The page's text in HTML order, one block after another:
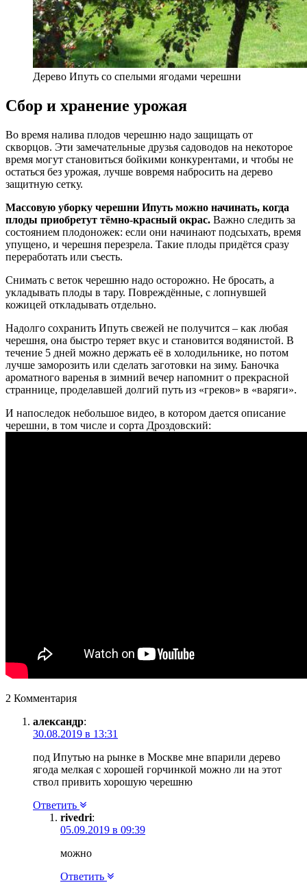
Дерево Ипуть со спелыми ягодами черешни
Сбор и хранение урожая
Во время налива плодов черешню надо защищать от
скворцов. Эти замечательные друзья садоводов на некоторое
время могут становиться бойкими конкурентами, и чтобы не
остаться без урожая, лучше вовремя набросить на дерево
защитную сетку.
Массовую уборку черешни Ипуть можно начинать, когда
плоды приобретут тёмно-красный окрас. Важно следить за
состоянием плодоножек: если они начинают подсыхать, время
упущено, и черешня перезрела. Такие плоды придётся сразу
переработать или съесть.
Снимать с веток черешню надо осторожно. Не бросать, а
укладывать плоды в тару. Повреждённые, с лопнувшей
кожицей откладывать отдельно.
Надолго сохранить Ипуть свежей не получится – как любая
черешня, она быстро теряет вкус и становится водянистой. В
течение 5 дней можно держать её в холодильнике, но потом
лучше заморозить или сделать заготовки на зиму. Баночка
ароматного варенья в зимний вечер напомнит о прекрасной
страннице, проделавшей долгий путь из «греков» в «варяги».
И напоследок небольшое видео, в котором дается описание
черешни, в том числе и сорта Дроздовский:
2 Комментария
александр:
30.08.2019 в 13:31
под Ипутью на рынке в Москве мне впарили дерево
ягода мелкая с хорошей горчинкой можно ли на этот
ствол привить хорошую черешню
Ответить
rivedri:
05.09.2019 в 09:39
можно
Ответить